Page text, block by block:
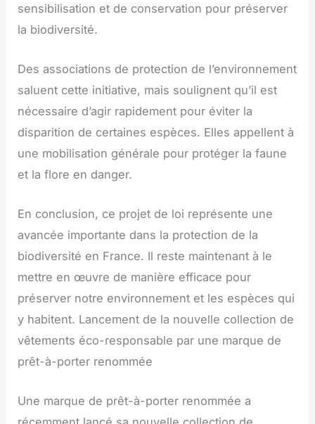
sensibilisation et de conservation pour préserver
la biodiversité.
Des associations de protection de l’environnement
saluent cette initiative, mais soulignent qu’il est
nécessaire d’agir rapidement pour éviter la
disparition de certaines espèces. Elles appellent à
une mobilisation générale pour protéger la faune
et la flore en danger.
En conclusion, ce projet de loi représente une
avancée importante dans la protection de la
biodiversité en France. Il reste maintenant à le
mettre en œuvre de manière efficace pour
préserver notre environnement et les espèces qui
y habitent. Lancement de la nouvelle collection de
vêtements éco-responsable par une marque de
prêt-à-porter renommée
Une marque de prêt-à-porter renommée a